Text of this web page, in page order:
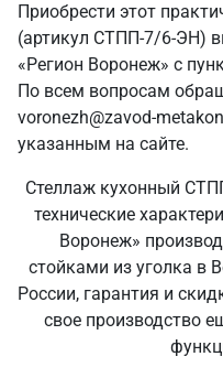
Приобрести этот
(артикул СТПП-7/6-ЭН)
«Регион Воронеж» с
По всем вопросам
voronezh@zavod-
указанным на сайте.
Стеллаж кухонный
технические
Воронеж»
стойками из уголка в
России, гарантия и
свое производство